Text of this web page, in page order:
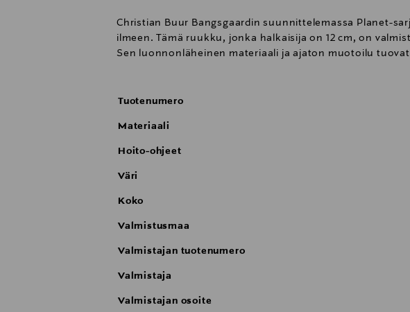
Christian Buur Bangsgaardin suunnittelemassa Planet-
ilmeen. Tämä ruukku, jonka halkaisija on 12 cm, on
Sen luonnonläheinen materiaali ja ajaton muotoilu
Tuotenumero
Materiaali
Hoito-ohjeet
Väri
Koko
Valmistusmaa
Valmistajan tuotenumero
Valmistaja
Valmistajan osoite